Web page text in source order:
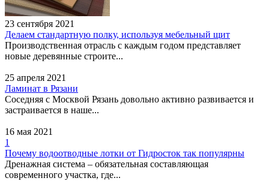
АКИБ ОБРАЗОВАНИЕ
23 сентября 2021
Делаем стандартную полку, используя мебельный щит
Производственная отрасль с каждым годом представляет
новые деревянные строите...
25 апреля 2021
Ламинат в Рязани
Соседняя с Москвой Рязань довольно активно развивается и
застраивается в наше...
16 мая 2021
1
Почему водоотводные лотки от Гидросток так популярны
Дренажная система – обязательная составляющая
современного участка, где...